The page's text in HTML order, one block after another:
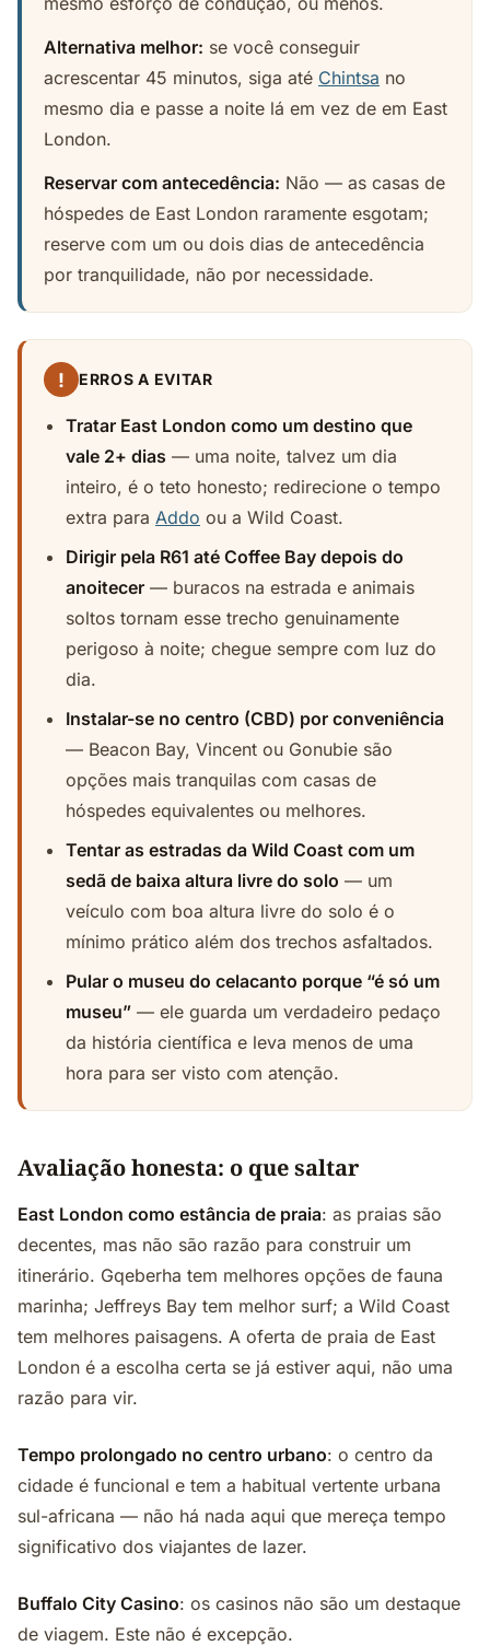
Alternativa melhor: se você conseguir
acrescentar 45 minutos, siga até Chintsa no
mesmo dia e passe a noite lá em vez de em East
London.
Reservar com antecedência: Não — as casas de
hóspedes de East London raramente esgotam;
reserve com um ou dois dias de antecedência
por tranquilidade, não por necessidade.
! ERROS A EVITAR
Tratar East London como um destino que
vale 2+ dias — uma noite, talvez um dia
inteiro, é o teto honesto; redirecione o tempo
extra para Addo ou a Wild Coast.
Dirigir pela R61 até Coffee Bay depois do
anoitecer — buracos na estrada e animais
soltos tornam esse trecho genuinamente
perigoso à noite; chegue sempre com luz do
dia.
Instalar-se no centro (CBD) por conveniência
— Beacon Bay, Vincent ou Gonubie são
opções mais tranquilas com casas de
hóspedes equivalentes ou melhores.
Tentar as estradas da Wild Coast com um
sedã de baixa altura livre do solo — um
veículo com boa altura livre do solo é o
mínimo prático além dos trechos asfaltados.
Pular o museu do celacanto porque “é só um
museu” — ele guarda um verdadeiro pedaço
da história científica e leva menos de uma
hora para ser visto com atenção.
Avaliação honesta: o que saltar
East London como estância de praia: as praias são
decentes, mas não são razão para construir um
itinerário. Gqeberha tem melhores opções de fauna
marinha; Jeffreys Bay tem melhor surf; a Wild Coast
tem melhores paisagens. A oferta de praia de East
London é a escolha certa se já estiver aqui, não uma
razão para vir.
Tempo prolongado no centro urbano: o centro da
cidade é funcional e tem a habitual vertente urbana
sul-africana — não há nada aqui que mereça tempo
significativo dos viajantes de lazer.
Buffalo City Casino: os casinos não são um destaque
de viagem. Este não é excepção.